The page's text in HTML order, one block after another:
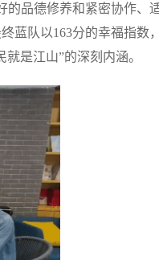
品德修养和紧密协作、
蓝队以163分的幸福指数
是江山”的深刻内涵。